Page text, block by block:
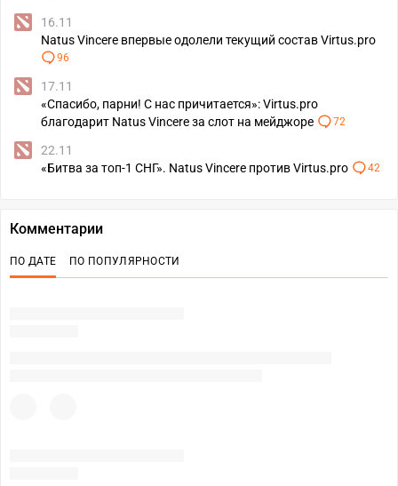
16.11
Natus Vincere впервые одолели текущий состав Virtus.pro
96
17.11
«Спасибо, парни! С нас причитается»: Virtus.pro
благодарит Natus Vincere за слот на мейджоре
72
22.11
«Битва за топ-1 СНГ». Natus Vincere против Virtus.pro
42
Комментарии
ПО ДАТЕ ПО ПОПУЛЯРНОСТИ